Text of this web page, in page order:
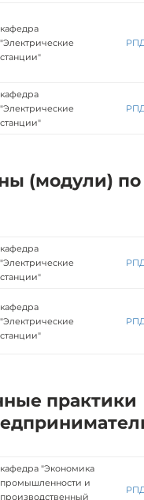
кафедра
"Электрические
станции"
кафедра
"Электрические
станции"
(модули) по
кафедра
"Электрические
станции"
кафедра
"Электрические
станции"
практики
кафедра "Экономика
промышленности и
производственный